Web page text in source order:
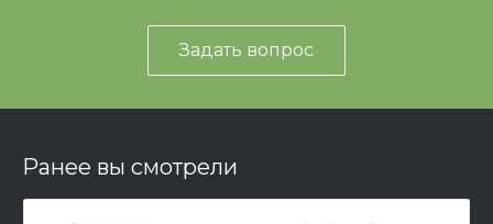
Задать вопрос
Ранее вы смотрели